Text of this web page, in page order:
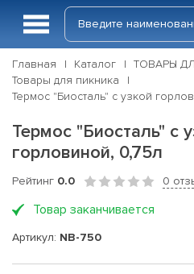
Главная Каталог
ТОВАРЫ
Товары для пикника
Термос "Биосталь" с узкой
Термос "Биосталь" с
горловиной, 0,75л
Рейтинг 0.0 0
Товар заканчивается
Артикул: NB-750